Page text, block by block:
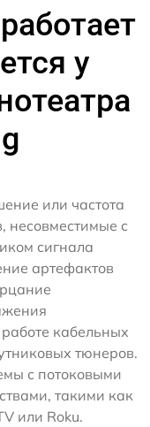
у
или частота
несовместимые с
сигнала
артефактов
кабельных
тюнеров.
с потоковыми
такими как
или Roku.